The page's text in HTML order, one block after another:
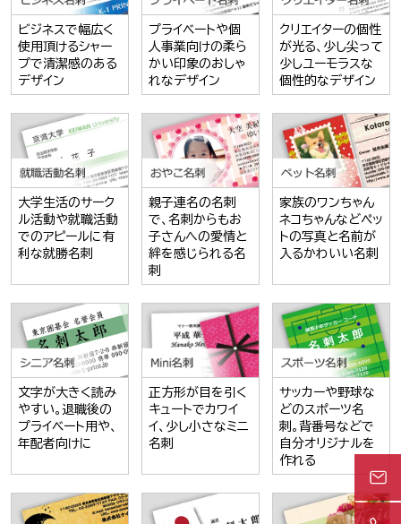
ビジネスで幅広く
使用頂けるシャー
プで清潔感のある
デザイン
プライベートや個
人事業向けの柔ら
かい印象のおしゃ
れなデザイン
クリエイターの個性
が光る、少し尖って
少しユーモラスな
個性的なデザイン
大学生活のサーク
ル活動や就職活動
でのアピールに有
利な就勝名刺
親子連名の名刺
で、名刺からもお
子さんへの愛情と
絆を感じられる名
刺
家族のワンちゃん
ネコちゃんなどペッ
トの写真と名前が
入るかわいい名刺
文字が大きく読み
やすい。退職後の
プライベート用や、
年配者向けに
正方形が目を引く
キュートでカワイ
イ、少し小さなミニ
名刺
サッカーや野球な
どのスポーツ名
刺。背番号などで
自分オリジナルを
作れる